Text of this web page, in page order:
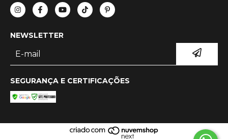
NEWSLETTER
SEGURANÇA E CERTIFICAÇÕES